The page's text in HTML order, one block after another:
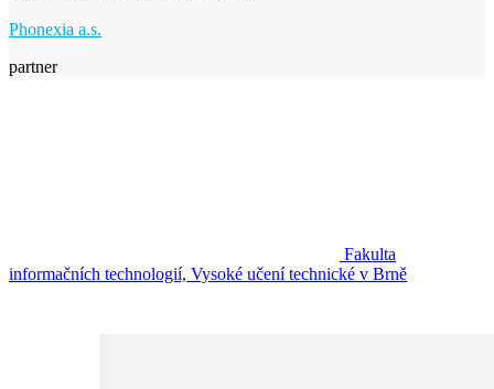
Phonexia a.s.
partner
Fakulta
informačních technologií, Vysoké učení technické v Brně